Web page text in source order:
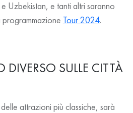
Uzbekistan, e tanti altri saranno
Tour 2024.
SULLE CITTÀ
attrazioni più classiche, sarà